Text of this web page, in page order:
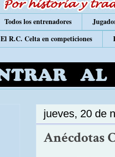
Todos los entrenadores
El R.C. Celta en competiciones
jueves, 20 de
Anécdotas